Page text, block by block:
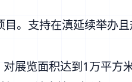
目。支持在滇延续举办
展览面积达到1万平方